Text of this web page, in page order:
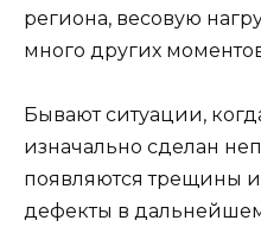
региона, весовую
много других
Бывают ситуации,
изначально сделан
появляются трещины
дефекты в